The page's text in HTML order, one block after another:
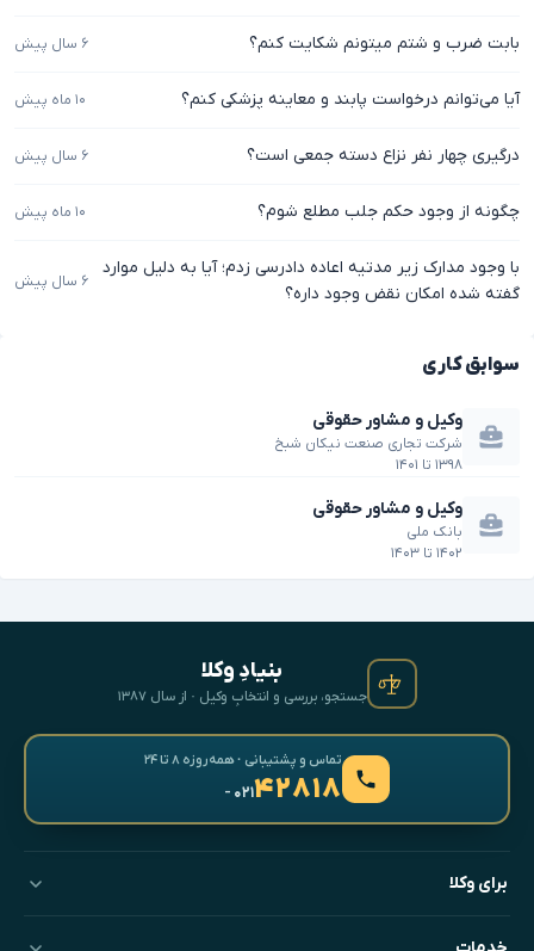
بابت ضرب و شتم میتونم شکایت کنم؟ ۶ سال پیش
آیا می‌توانم درخواست پابند و معاینه پزشکی کنم؟ ۱۰ ماه پیش
درگیری چهار نفر نزاع دسته جمعی است؟ ۶ سال پیش
چگونه از وجود حکم جلب مطلع شوم؟ ۱۰ ماه پیش
با وجود مدارک زیر مدتیه اعاده دادرسی زدم؛ آیا به دلیل موارد
گفته شده امکان نقض وجود داره؟
۶ سال پیش
سوابق کاری
وکیل و مشاور حقوقی
شرکت تجاری صنعت نیکان شبخ
۱۳۹۸ تا ۱۴۰۱
وکیل و مشاور حقوقی
بانک ملی
۱۴۰۲ تا ۱۴۰۳
بنیادِ وکلا
جستجو، بررسی و انتخابِ وکیل · از سال ۱۳۸۷
تماس و پشتیبانی · همه‌روزه ۸ تا ۲۴
۴۲۸۱۸- ۰۲۱
برای وکلا